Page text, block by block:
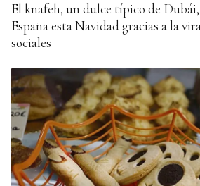
El knafeh, un dulce típico de
España esta Navidad gracias a la
sociales